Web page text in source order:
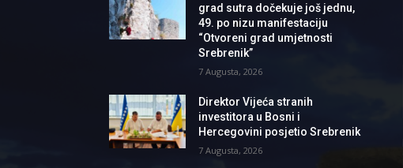
grad sutra dočekuje još jednu,
49. po nizu manifestaciju
“Otvoreni grad umjetnosti
Srebrenik”
7 Augusta, 2026
Direktor Vijeća stranih
investitora u Bosni i
Hercegovini posjetio Srebrenik
7 Augusta, 2026